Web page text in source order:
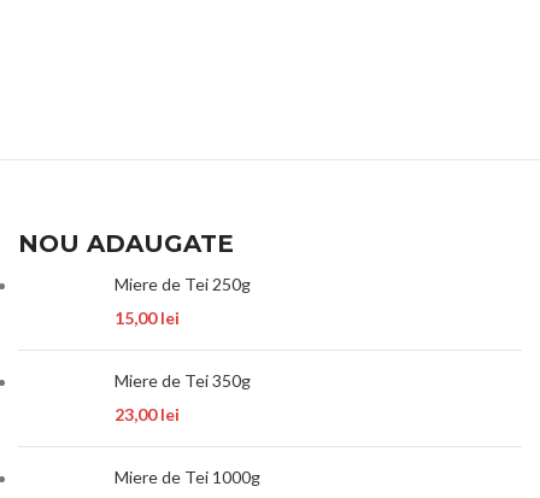
NOU ADAUGATE
Miere de Tei 250g
15,00lei
Miere de Tei 350g
23,00lei
Miere de Tei 1000g